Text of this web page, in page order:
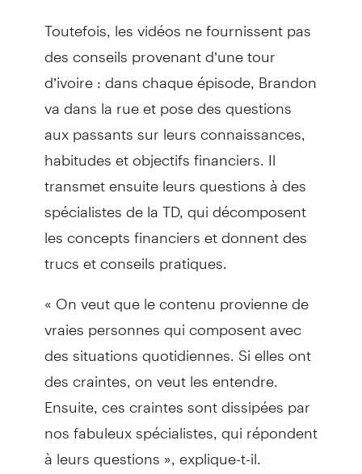
Toutefois, les vidéos ne fournissent pas
des conseils provenant d’une tour
d’ivoire : dans chaque épisode, Brandon
va dans la rue et pose des questions
aux passants sur leurs connaissances,
habitudes et objectifs financiers. Il
transmet ensuite leurs questions à des
spécialistes de la TD, qui décomposent
les concepts financiers et donnent des
trucs et conseils pratiques.
« On veut que le contenu provienne de
vraies personnes qui composent avec
des situations quotidiennes. Si elles ont
des craintes, on veut les entendre.
Ensuite, ces craintes sont dissipées par
nos fabuleux spécialistes, qui répondent
à leurs questions », explique-t-il.